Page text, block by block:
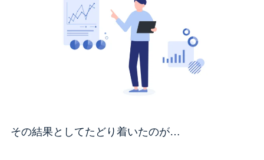
その結果としてたどり着いたのが…